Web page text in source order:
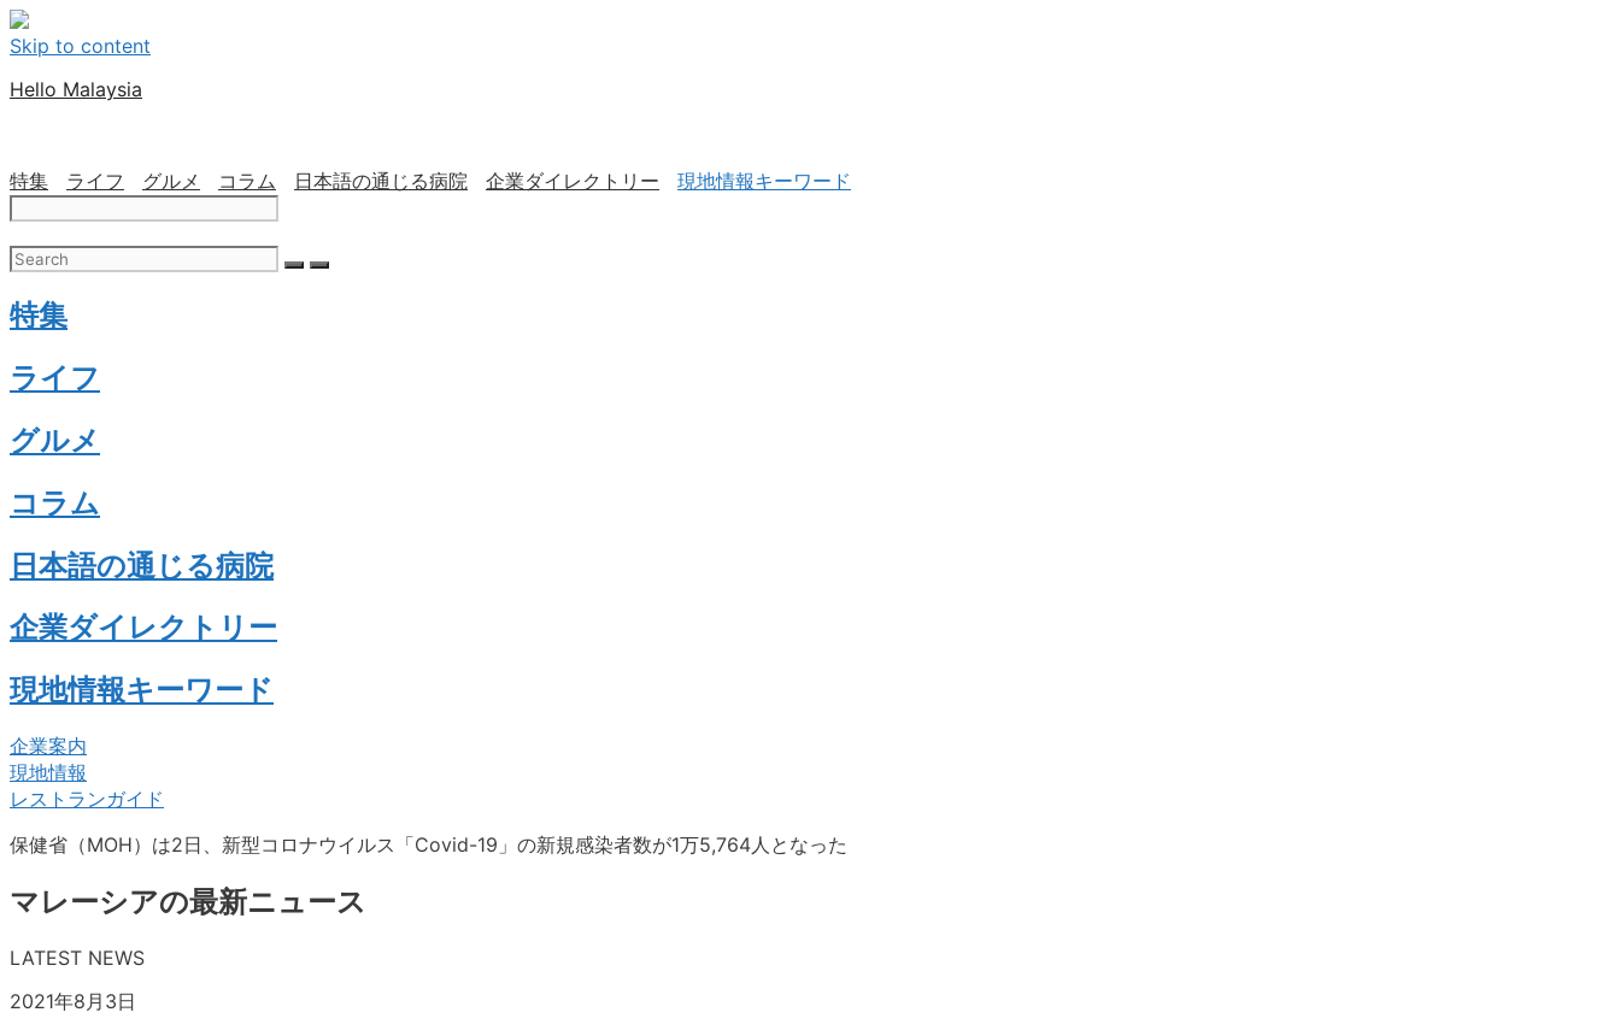
Skip to content
Hello Malaysia
特集 ライフ グルメ コラム 日本語の通じる病院 企業ダイレクトリー 現地情報キーワード
特集
ライフ
グルメ
コラム
日本語の通じる病院
企業ダイレクトリー
現地情報キーワード
企業案内
現地情報
レストランガイド
保健省（MOH）は2日、新型コロナウイルス「Covid-19」の新規感染者数が1万5,764人となった
マレーシアの最新ニュース
LATEST NEWS
2021年8月3日